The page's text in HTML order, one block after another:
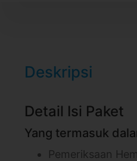
Deskripsi
Detail Isi Paket
Yang termasuk
Pemeriksaan